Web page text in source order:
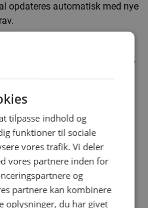
opdateres automatisk med nye
JCD Retail, er
med løbende opgraderinger,
udvikler nye funktioner og
har virksomheden en
der altid er opdaterede og
gjorde
S nemt
tilpasse indhold og
funktioner til sociale
vores trafik. Vi deler
vores partnere inden for
og
partnere kan kombinere
oplysninger, du har givet